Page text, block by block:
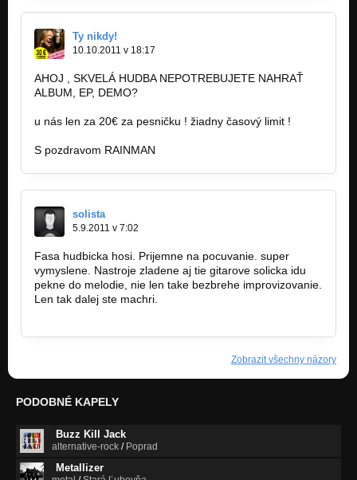
Ty nikdy!
10.10.2011 v 18:17
AHOJ , SKVELÁ HUDBA NEPOTREBUJETE NAHRAŤ
ALBUM, EP, DEMO?
u nás len za 20€ za pesničku ! žiadny časový limit !
S pozdravom RAINMAN
solista
5.9.2011 v 7:02
Fasa hudbicka hosi. Prijemne na pocuvanie. super
vymyslene. Nastroje zladene aj tie gitarove solicka idu
pekne do melodie, nie len take bezbrehe improvizovanie.
Len tak dalej ste machri.
Zobrazit všechny názory
PODOBNÉ KAPELY
Buzz Kill Jack
alternative-rock / Poprad
Metallizer